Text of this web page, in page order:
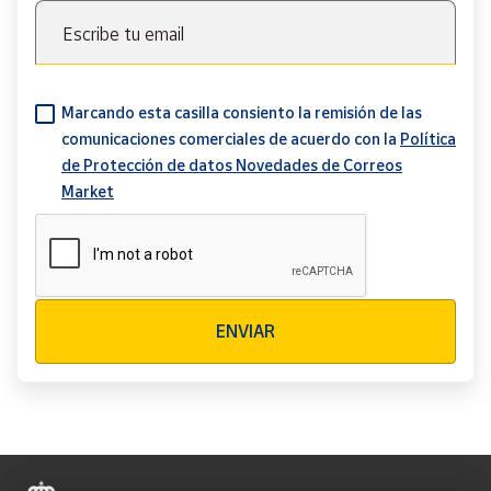
Escribe tu email
Marcando esta casilla consiento la remisión de las
comunicaciones comerciales de acuerdo con la Política
de Protección de datos Novedades de Correos
Market
ENVIAR